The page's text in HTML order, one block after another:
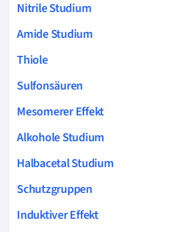
Nitrile Studium
Amide Studium
Thiole
Sulfonsäuren
Mesomerer Effekt
Alkohole Studium
Halbacetal Studium
Schutzgruppen
Induktiver Effekt